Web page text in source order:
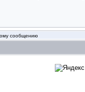
сообщению